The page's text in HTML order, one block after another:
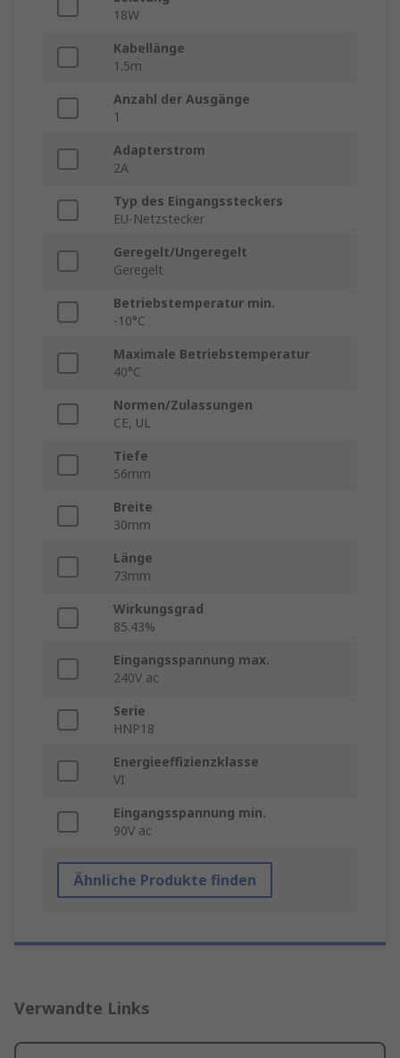
18W
Kabellänge
1.5m
Anzahl der Ausgänge
1
Adapterstrom
2A
Typ des Eingangssteckers
EU-Netzstecker
Geregelt/Ungeregelt
Geregelt
Betriebstemperatur min.
-10°C
Maximale Betriebstemperatur
40°C
Normen/Zulassungen
CE, UL
Tiefe
56mm
Breite
30mm
Länge
73mm
Wirkungsgrad
85.43%
Eingangsspannung max.
240V ac
Serie
HNP18
Energieeffizienzklasse
VI
Eingangsspannung min.
90V ac
Ähnliche Produkte finden
Verwandte Links